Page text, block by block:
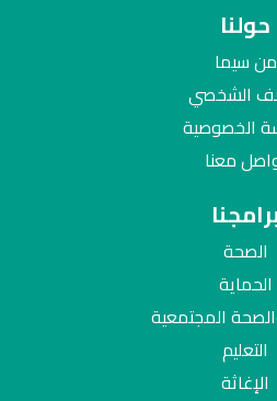
حولنا
من سيما
الشخصي
الخصوصية
معنا
برامجنا
الصحة
الحماية
المجتمعية
التعليم
الإغاثة